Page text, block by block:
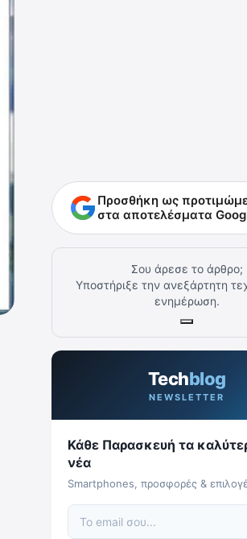
Προσθήκη ως
στα αποτελέσματα
Σου άρεσε το άρθρο;
Υποστήριξε την ανεξάρτητη
ενημέρωση.
Techblog
NEWSLETTER
Κάθε Παρασκευή τα
νέα
Smartphones, προσφορές &